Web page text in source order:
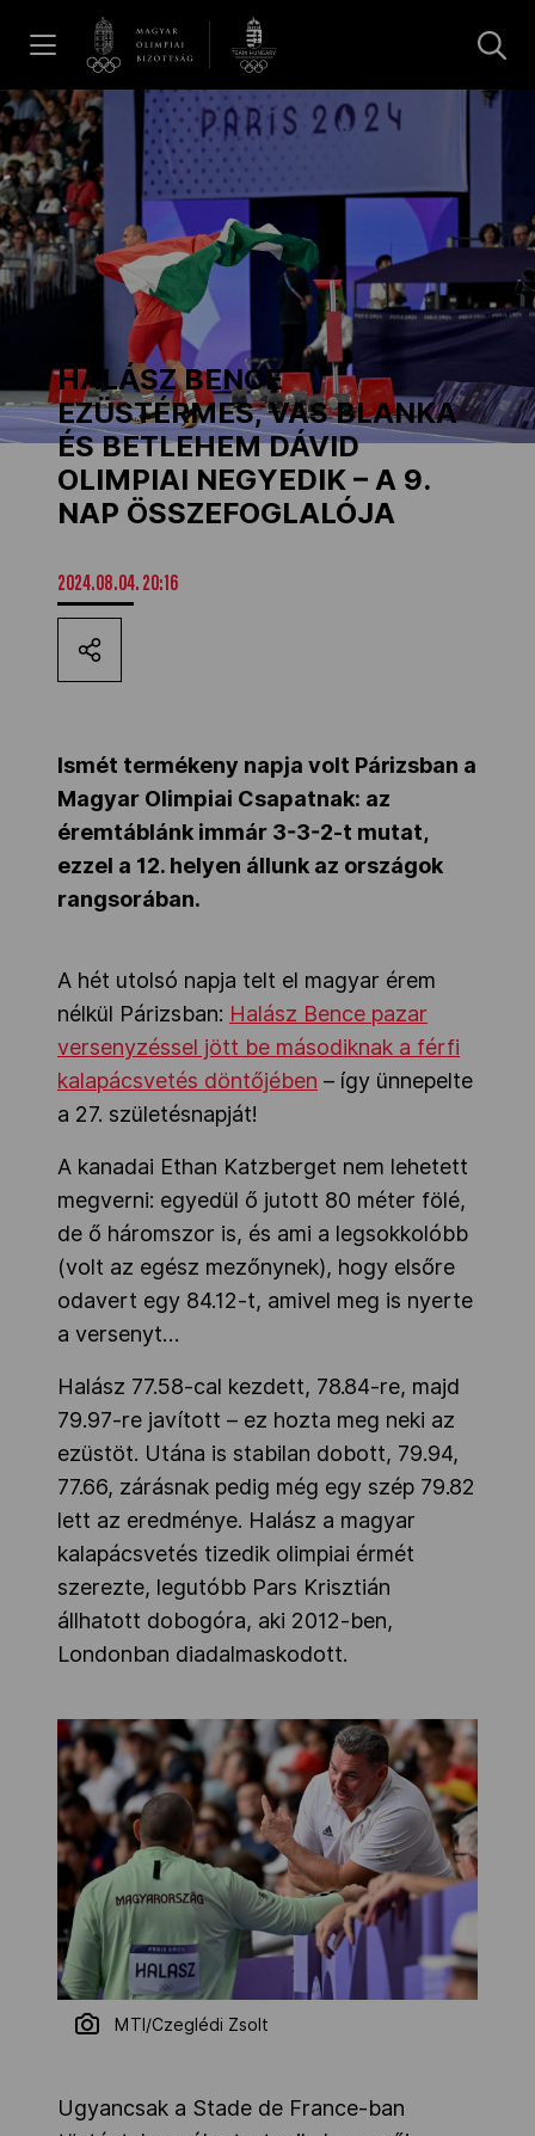
Hírek
Galéria
Dakar 2026
Los Angeles 2028
MOB
Kettőskarrier-program
NOB
Társszervezetek
OVEP
HALÁSZ BENCE
EZÜSTÉRMES, VAS BLANKA
ÉS BETLEHEM DÁVID
OLIMPIAI NEGYEDIK – A 9.
NAP ÖSSZEFOGLALÓJA
2024.08.04. 20:16
Ismét termékeny napja volt Párizsban a
Magyar Olimpiai Csapatnak: az
éremtáblánk immár 3-3-2-t mutat,
ezzel a 12. helyen állunk az országok
rangsorában.
A hét utolsó napja telt el magyar érem
nélkül Párizsban: Halász Bence pazar
versenyzéssel jött be másodiknak a férfi
kalapácsvetés döntőjében – így ünnepelte
a 27. születésnapját!
A kanadai Ethan Katzberget nem lehetett
megverni: egyedül ő jutott 80 méter fölé,
de ő háromszor is, és ami a legsokkolóbb
(volt az egész mezőnynek), hogy elsőre
odavert egy 84.12-t, amivel meg is nyerte
a versenyt…
Halász 77.58-cal kezdett, 78.84-re, majd
79.97-re javított – ez hozta meg neki az
ezüstöt. Utána is stabilan dobott, 79.94,
77.66, zárásnak pedig még egy szép 79.82
lett az eredménye. Halász a magyar
kalapácsvetés tizedik olimpiai érmét
szerezte, legutóbb Pars Krisztián
állhatott dobogóra, aki 2012-ben,
Londonban diadalmaskodott.
MTI/Czeglédi Zsolt
Ugyancsak a Stade de France-ban